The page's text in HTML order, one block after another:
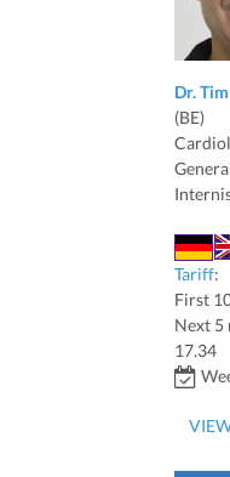
Dr.
(BE)
Tariff:
First
Next 5
17.34